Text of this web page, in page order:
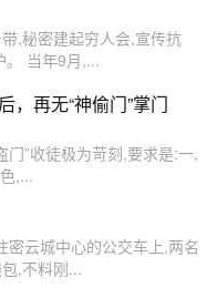
,秘密建起穷人会,宣传抗
。 当年9月,...
，再无“神偷门”掌门
门”收徒极为苛刻,要求是:一,
,...
云城中心的公交车上,两名
,不料刚...